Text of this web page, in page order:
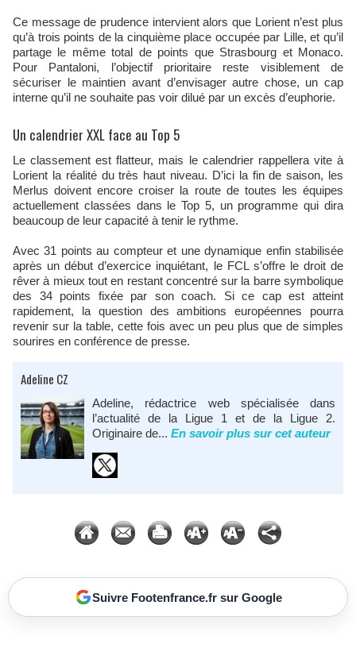
Ce message de prudence intervient alors que Lorient n’est plus
qu’à trois points de la cinquième place occupée par Lille, et qu’il
partage le même total de points que Strasbourg et Monaco.
Pour Pantaloni, l’objectif prioritaire reste visiblement de
sécuriser le maintien avant d’envisager autre chose, un cap
interne qu’il ne souhaite pas voir dilué par un excès d’euphorie.
Un calendrier XXL face au Top 5
Le classement est flatteur, mais le calendrier rappellera vite à
Lorient la réalité du très haut niveau. D’ici la fin de saison, les
Merlus doivent encore croiser la route de toutes les équipes
actuellement classées dans le Top 5, un programme qui dira
beaucoup de leur capacité à tenir le rythme.
Avec 31 points au compteur et une dynamique enfin stabilisée
après un début d’exercice inquiétant, le FCL s’offre le droit de
rêver à mieux tout en restant concentré sur la barre symbolique
des 34 points fixée par son coach. Si ce cap est atteint
rapidement, la question des ambitions européennes pourra
revenir sur la table, cette fois avec un peu plus que de simples
sourires en conférence de presse.
Adeline CZ
Adeline, rédactrice web spécialisée dans
l’actualité de la Ligue 1 et de la Ligue 2.
Originaire de... En savoir plus sur cet auteur
Suivre Footenfrance.fr sur Google